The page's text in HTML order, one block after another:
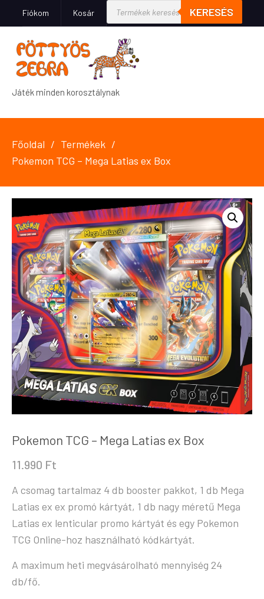
Fiókom Kosár KERESÉS
Játék minden korosztálynak
Főoldal
Termékek
Pokemon TCG – Mega Latias ex Box
Pokemon TCG – Mega Latias ex Box
11.990 Ft
A csomag tartalmaz 4 db booster pakkot, 1 db Mega
Latias ex ex promó kártyát, 1 db nagy méretű Mega
Latias ex lenticular promo kártyát és egy Pokemon
TCG Online-hoz használható kódkártyát.
A maximum heti megvásárolható mennyiség 24
db/fő.